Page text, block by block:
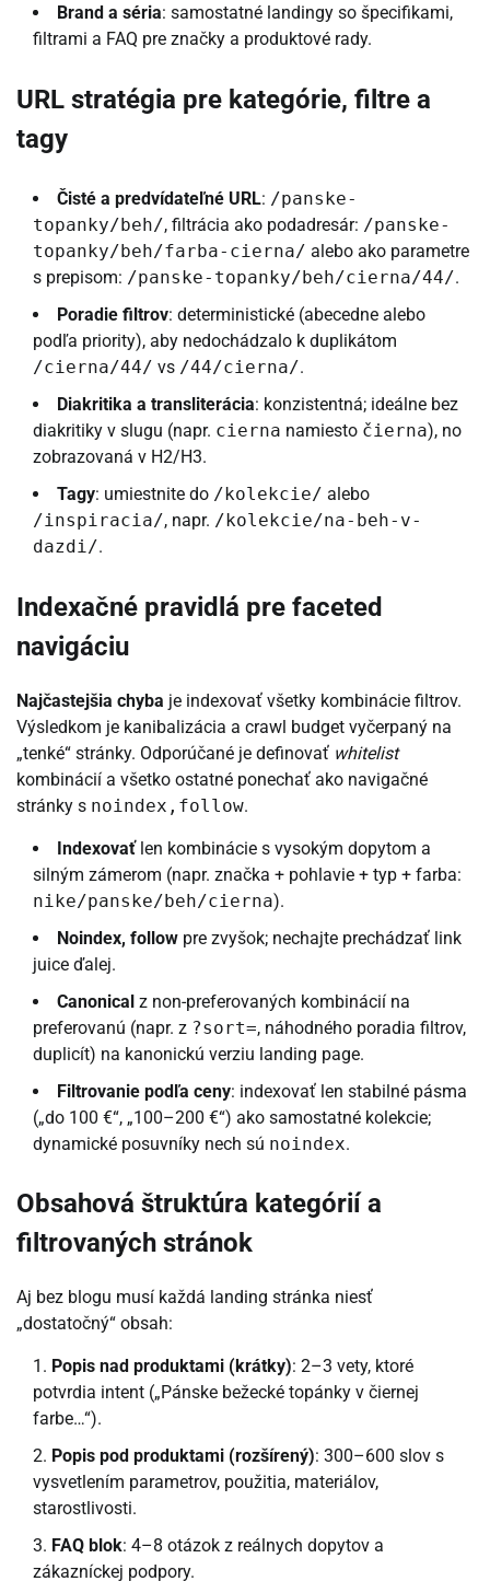
Brand a séria: samostatné landingy so špecifikami,
filtrami a FAQ pre značky a produktové rady.
URL stratégia pre kategórie, filtre a
tagy
Čisté a predvídateľné URL: /panske-
topanky/beh/, filtrácia ako podadresár: /panske-
topanky/beh/farba-cierna/ alebo ako parametre
s prepisom: /panske-topanky/beh/cierna/44/.
Poradie filtrov: deterministické (abecedne alebo
podľa priority), aby nedochádzalo k duplikátom
/cierna/44/ vs /44/cierna/.
Diakritika a transliterácia: konzistentná; ideálne bez
diakritiky v slugu (napr. cierna namiesto čierna), no
zobrazovaná v H2/H3.
Tagy: umiestnite do /kolekcie/ alebo
/inspiracia/, napr. /kolekcie/na-beh-v-
dazdi/.
Indexačné pravidlá pre faceted
navigáciu
Najčastejšia chyba je indexovať všetky kombinácie filtrov.
Výsledkom je kanibalizácia a crawl budget vyčerpaný na
„tenké“ stránky. Odporúčané je definovať whitelist
kombinácií a všetko ostatné ponechať ako navigačné
stránky s noindex,follow.
Indexovaťlen kombinácie s vysokým dopytom a
silným zámerom (napr. značka + pohlavie + typ + farba:
nike/panske/beh/cierna).
Noindex, follow pre zvyšok; nechajte prechádzať link
juice ďalej.
Canonical z non-preferovaných kombinácií na
preferovanú (napr. z ?sort=, náhodného poradia filtrov,
duplicít) na kanonickú verziu landing page.
Filtrovanie podľa ceny: indexovať len stabilné pásma
(„do 100 €“, „100–200 €“) ako samostatné kolekcie;
dynamické posuvníky nech sú noindex.
Obsahová štruktúra kategórií a
filtrovaných stránok
Aj bez blogu musí každá landing stránka niesť
„dostatočný“ obsah:
Popis nad produktami (krátky): 2–3 vety, ktoré
potvrdia intent („Pánske bežecké topánky v čiernej
farbe…“).
Popis pod produktami (rozšírený): 300–600 slov s
vysvetlením parametrov, použitia, materiálov,
starostlivosti.
FAQ blok: 4–8 otázok z reálnych dopytov a
zákazníckej podpory.